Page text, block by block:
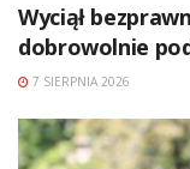
Wyciął
dobrowolnie
7 SIERPNIA 2026